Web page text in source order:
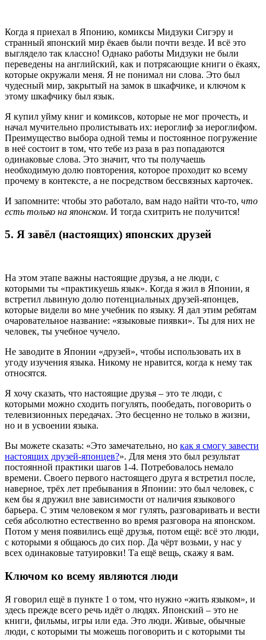
Когда я приехал в Японию, комиксы Мидзуки Сигэру и
странный японский мир ёкаев были почти везде. И всё это
выглядело так классно! Однако работы Мидзуки не были
переведены на английский, как и потрясающие книги о ёкаях,
которые окружали меня. Я не понимал ни слова. Это был
чудесный мир, закрытый на замок в шкафчике, и ключом к
этому шкафчику был язык.
Я купил уйму книг и комиксов, которые не мог прочесть, и
начал мучительно пролистывать их: иероглиф за иероглифом.
Преимущество выбора одной темы и постоянное погружение
в неё состоит в том, что тебе из раза в раз попадаются
одинаковые слова. Это значит, что ты получаешь
необходимую долю повторения, которое проходит ко всему
прочему в контексте, а не посредством бессвязных карточек.
И запомните: чтобы это работало, вам надо найти что-то, что
есть только на японском. И тогда схитрить не получится!
5. Я завёл (настоящих) японских друзей
На этом этапе важны настоящие друзья, а не люди, с
которыми ты «практикуешь язык». Когда я жил в Японии, я
встретил львиную долю потенциальных друзей-японцев,
которые видели во мне учебник по языку. Я дал этим ребятам
очаровательное название: «языковые пиявки». Ты для них не
человек, ты учебное чучело.
Не заводите в Японии «друзей», чтобы использовать их в
угоду изучения языка. Никому не нравится, когда к нему так
относятся.
Я хочу сказать, что настоящие друзья – это те люди, с
которыми можно сходить погулять, пообедать, поговорить о
телевизионных передачах. Это бесценно не только в жизни,
но и в усвоении языка.
Вы можете сказать: «Это замечательно, но как я смогу завести
настоящих друзей-японцев?». Для меня это был результат
постоянной практики шагов 1-4. Потребовалось немало
времени. Своего первого настоящего друга я встретил после,
наверное, трёх лет пребывания в Японии: это был человек, с
кем бы я дружил вне зависимости от наличия языкового
барьера. С этим человеком я мог гулять, разговаривать и вести
себя абсолютно естественно во время разговора на японском.
Потом у меня появились ещё друзья, потом ещё: всё это люди,
с которыми я общаюсь до сих пор. Да чёрт возьми, у нас у
всех одинаковые татуировки! Та ещё вещь, скажу я вам.
Ключом ко всему являются люди
Я говорил ещё в пункте 1 о том, что нужно «жить языком», и
здесь прежде всего речь идёт о людях. Японский – это не
книги, фильмы, игры или еда. Это люди. Живые, обычные
люди, с которыми ты можешь поговорить и с которыми ты